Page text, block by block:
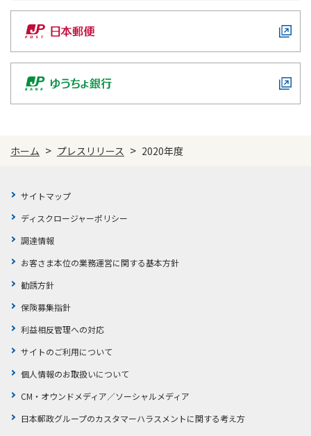
ホーム > プレスリリース > 2020年度
サイトマップ
ディスクロージャーポリシー
調達情報
お客さま本位の業務運営に関する基本方針
勧誘方針
保険募集指針
利益相反管理への対応
サイトのご利用について
個人情報のお取扱いについて
CM・オウンドメディア／ソーシャルメディア
日本郵政グループのカスタマーハラスメントに関する考え方